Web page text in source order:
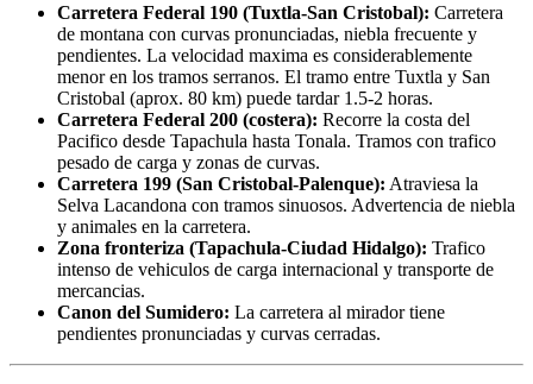
Carretera Federal 190 (Tuxtla-San Cristobal): Carretera
de montana con curvas pronunciadas, niebla frecuente y
pendientes. La velocidad maxima es considerablemente
menor en los tramos serranos. El tramo entre Tuxtla y San
Cristobal (aprox. 80 km) puede tardar 1.5-2 horas.
Carretera Federal 200 (costera): Recorre la costa del
Pacifico desde Tapachula hasta Tonala. Tramos con trafico
pesado de carga y zonas de curvas.
Carretera 199 (San Cristobal-Palenque): Atraviesa la
Selva Lacandona con tramos sinuosos. Advertencia de niebla
y animales en la carretera.
Zona fronteriza (Tapachula-Ciudad Hidalgo): Trafico
intenso de vehiculos de carga internacional y transporte de
mercancias.
Canon del Sumidero: La carretera al mirador tiene
pendientes pronunciadas y curvas cerradas.